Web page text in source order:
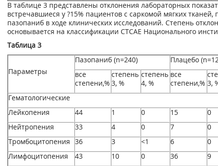
В таблице 3 представлены отклонения лабораторных
встречавшиеся у ?15% пациентов с саркомой мягких тканей,
пазопаниб в ходе клинических исследований. Степень
основывается на классификации СТСАЕ Национального
Таблица 3
Параметры
Пазопаниб (n=240)
Плацебо
все
степени,%
степень
3, %
степень
4, %
все
степени,% 3,
Гематологические
Лейкопения
44 1 0 15
0
Нейтропения
33 4 0 7
0
Тромбоцитопения 36 3 <1 6
0
Лимфоцитопения
43 10 0 36
9